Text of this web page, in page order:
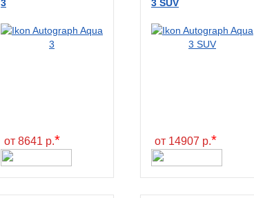
3
от 8641 р.*
3 SUV
от 14907 р.*